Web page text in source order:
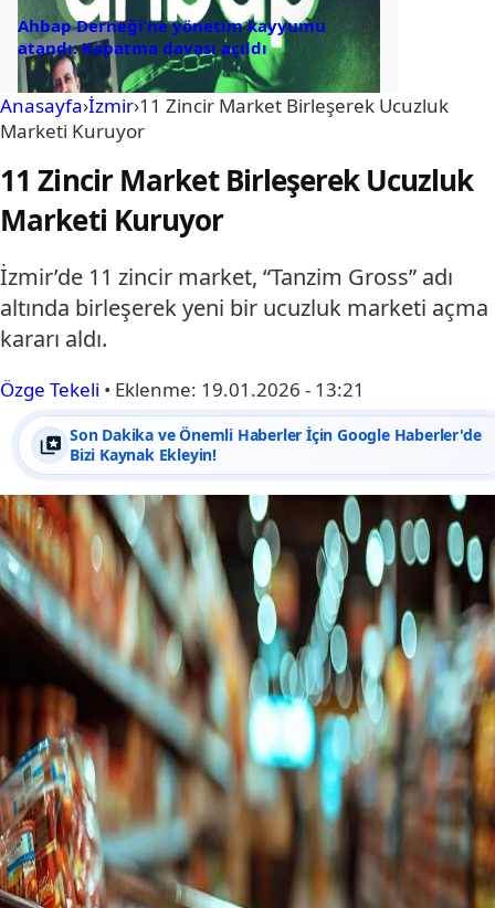
Ahbap Derneği’ne yönetim kayyumu
atandı: Kapatma davası açıldı
Anasayfa›İzmir›11 Zincir Market Birleşerek Ucuzluk
Marketi Kuruyor
11 Zincir Market Birleşerek Ucuzluk
Marketi Kuruyor
İzmir’de 11 zincir market, “Tanzim Gross” adı
altında birleşerek yeni bir ucuzluk marketi açma
kararı aldı.
Özge Tekeli • Eklenme: 19.01.2026 - 13:21
Son Dakika ve Önemli Haberler İçin Google Haberler'de
Bizi Kaynak Ekleyin!